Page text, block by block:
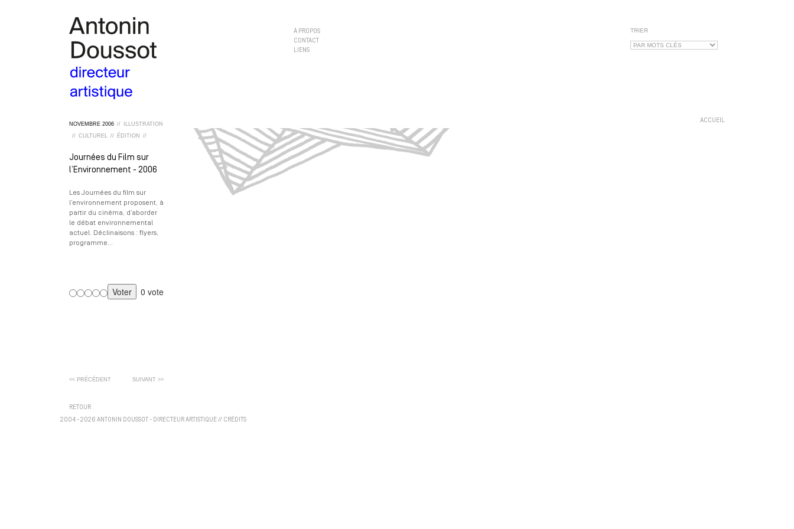
À PROPOS
CONTACT
LIENS
TRIER
ACCUEIL
NOVEMBRE 2006 //
ILLUSTRATION
// CULTUREL // ÉDITION //
Journées du Film sur
l’Environnement - 2006
Les Journées du film sur
l’environnement proposent, à
partir du cinéma, d’aborder
le débat environnemental
actuel. Déclinaisons : flyers,
programme…
0 vote
<< PRÉCÉDENT SUIVANT >>
RETOUR
2004 - 2026 ANTONIN DOUSSOT - DIRECTEUR ARTISTIQUE// CRÉDITS